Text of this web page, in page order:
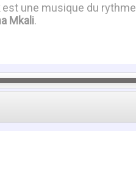
est une musique du rythme
Mkali.